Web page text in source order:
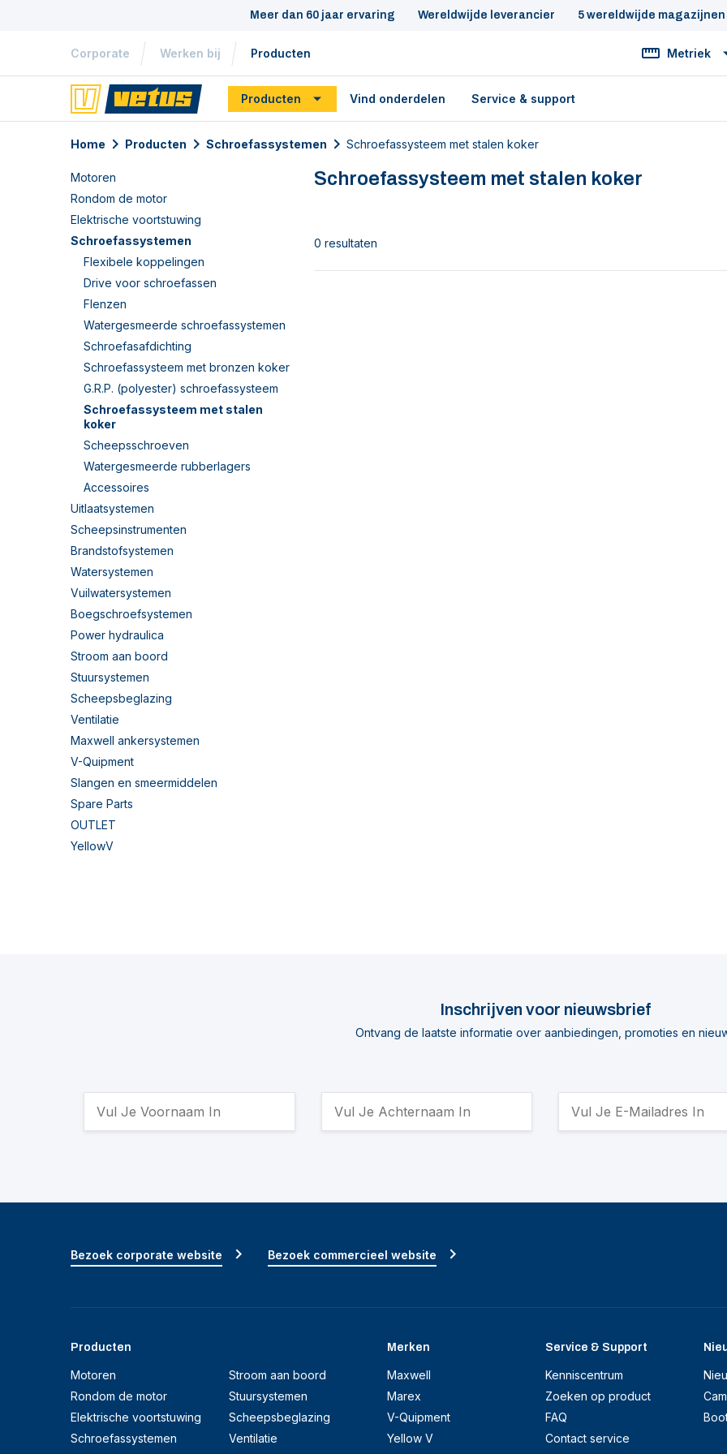
Meer dan 60 jaar ervaring Wereldwijde leverancier 5 wereldwijde magazijnen
Corporate Werken bij Producten Metriek
Producten Vind onderdelen Service & support
Home Producten Schroefassystemen Schroefassysteem met stalen koker
Motoren
Rondom de motor
Elektrische voortstuwing
Schroefassystemen
Flexibele koppelingen
Drive voor schroefassen
Flenzen
Watergesmeerde schroefassystemen
Schroefasafdichting
Schroefassysteem met bronzen koker
G.R.P. (polyester) schroefassysteem
Schroefassysteem met stalen
koker
Scheepsschroeven
Watergesmeerde rubberlagers
Accessoires
Uitlaatsystemen
Scheepsinstrumenten
Brandstofsystemen
Watersystemen
Vuilwatersystemen
Boegschroefsystemen
Power hydraulica
Stroom aan boord
Stuursystemen
Scheepsbeglazing
Ventilatie
Maxwell ankersystemen
V-Quipment
Slangen en smeermiddelen
Spare Parts
OUTLET
YellowV
Schroefassysteem met stalen koker
0 resultaten
Inschrijven voor nieuwsbrief
Ontvang de laatste informatie over aanbiedingen, promoties en
Producten
Motoren
Rondom de motor
Elektrische voortstuwing
Schroefassystemen
Stroom aan boord
Stuursystemen
Scheepsbeglazing
Ventilatie
Merken
Maxwell
Marex
V-Quipment
Yellow V
Service & Support
Kenniscentrum
Zoeken op product
FAQ
Contact service
Bezoek corporate website Bezoek commercieel website